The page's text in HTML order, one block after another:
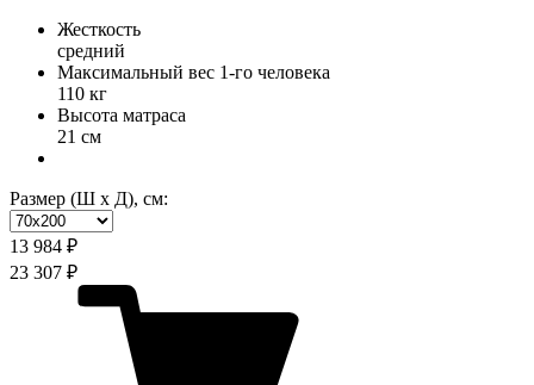
Жесткость
средний
Максимальный вес 1-го человека
110 кг
Высота матраса
21 см
Размер (Ш х Д), см:
13 984 ₽
23 307 ₽